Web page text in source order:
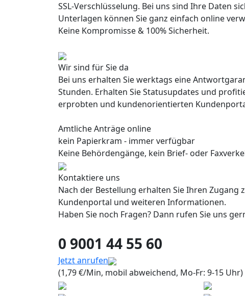
SSL-Verschlüsselung. Bei uns sind Ihre Daten
Unterlagen können Sie ganz einfach online
Keine Kompromisse & 100% Sicherheit.
Wir sind für Sie da
Bei uns erhalten Sie werktags eine
Stunden. Erhalten Sie Statusupdates und
erprobten und kundenorientierten
Amtliche Anträge online
kein Papierkram - immer verfügbar
Keine Behördengänge, kein Brief- oder
Kontaktiere uns
Nach der Bestellung erhalten Sie Ihren Zugang
Kundenportal und weiteren Informationen.
Haben Sie noch Fragen? Dann rufen Sie uns
0 9001 44 55 60
Jetzt anrufen
(1,79 €/Min, mobil abweichend, Mo-Fr: 9-15 Uhr)